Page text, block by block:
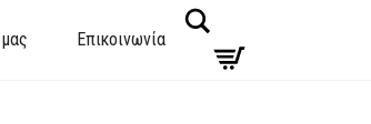
Επικοινωνία